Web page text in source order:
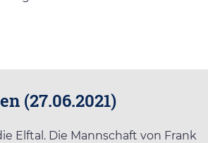
(27.06.2021)
Elftal. Die Mannschaft von Frank